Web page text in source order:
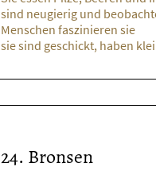
sind neugierig und
Menschen faszinieren sie
sie sind geschickt, haben
24. Bronsen